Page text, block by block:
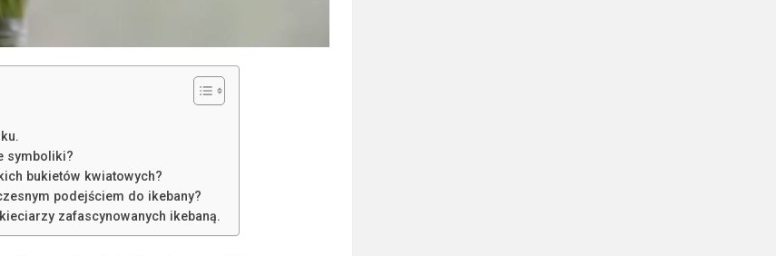
symboliki?
bukietów kwiatowych?
podejściem do ikebany?
zafascynowanych ikebaną.